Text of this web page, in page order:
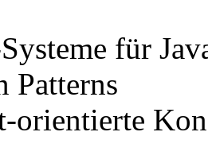
für
Patterns
orientierte